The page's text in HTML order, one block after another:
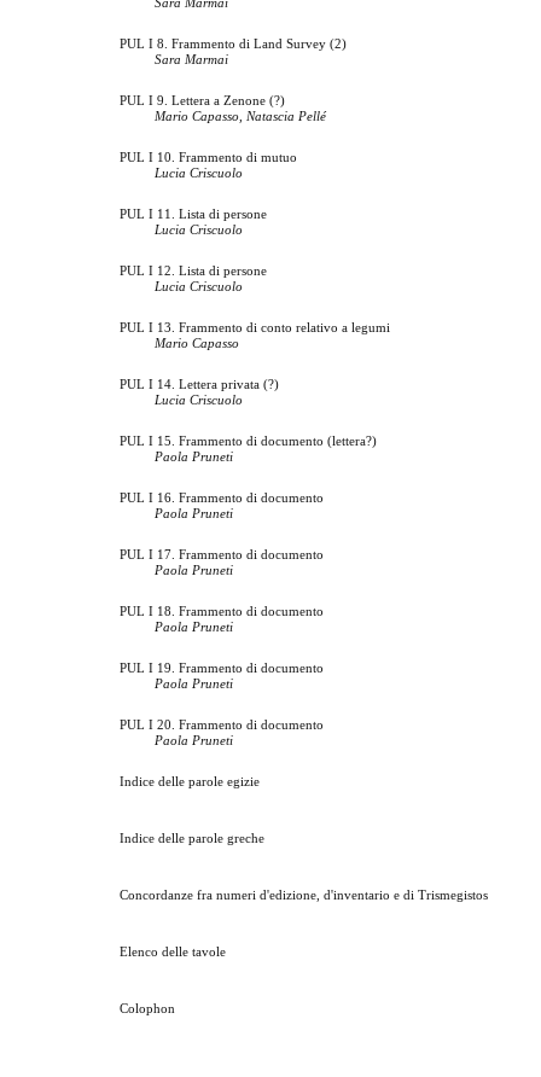
Sara Marmai
PUL I 8. Frammento di Land Survey (2)
Sara Marmai
PUL I 9. Lettera a Zenone (?)
Mario Capasso, Natascia Pellé
PUL I 10. Frammento di mutuo
Lucia Criscuolo
PUL I 11. Lista di persone
Lucia Criscuolo
PUL I 12. Lista di persone
Lucia Criscuolo
PUL I 13. Frammento di conto relativo a legumi
Mario Capasso
PUL I 14. Lettera privata (?)
Lucia Criscuolo
PUL I 15. Frammento di documento (lettera?)
Paola Pruneti
PUL I 16. Frammento di documento
Paola Pruneti
PUL I 17. Frammento di documento
Paola Pruneti
PUL I 18. Frammento di documento
Paola Pruneti
PUL I 19. Frammento di documento
Paola Pruneti
PUL I 20. Frammento di documento
Paola Pruneti
Indice delle parole egizie
Indice delle parole greche
Concordanze fra numeri d'edizione, d'inventario e di Trismegistos
Elenco delle tavole
Colophon